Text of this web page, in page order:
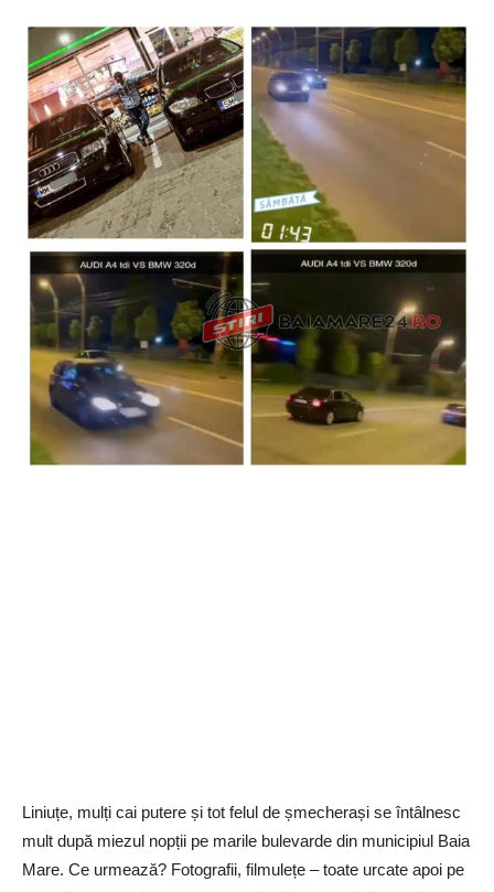
Liniuțe, mulți cai putere și tot felul de șmecherași se întâlnesc
mult după miezul nopții pe marile bulevarde din municipiul Baia
Mare. Ce urmează? Fotografii, filmulețe – toate urcate apoi pe